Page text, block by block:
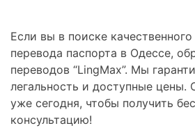
Если вы в поиске
перевода паспорта в Одессе,
переводов “LingMax”. Мы
легальность и доступные цены.
уже сегодня, чтобы получить
консультацию!